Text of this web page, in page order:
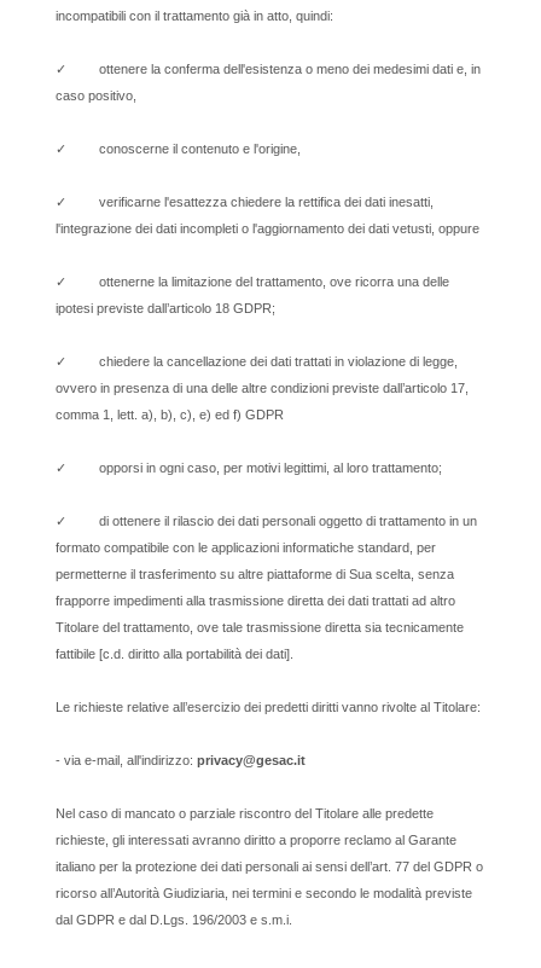
incompatibili con il trattamento già in atto, quindi:
✓ ottenere la conferma dell'esistenza o meno dei medesimi dati e, in
caso positivo,
✓ conoscerne il contenuto e l'origine,
✓ verificarne l'esattezza chiedere la rettifica dei dati inesatti,
l'integrazione dei dati incompleti o l'aggiornamento dei dati vetusti, oppure
✓ ottenerne la limitazione del trattamento, ove ricorra una delle
ipotesi previste dall’articolo 18 GDPR;
✓ chiedere la cancellazione dei dati trattati in violazione di legge,
ovvero in presenza di una delle altre condizioni previste dall’articolo 17,
comma 1, lett. a), b), c), e) ed f) GDPR
✓ opporsi in ogni caso, per motivi legittimi, al loro trattamento;
✓ di ottenere il rilascio dei dati personali oggetto di trattamento in un
formato compatibile con le applicazioni informatiche standard, per
permetterne il trasferimento su altre piattaforme di Sua scelta, senza
frapporre impedimenti alla trasmissione diretta dei dati trattati ad altro
Titolare del trattamento, ove tale trasmissione diretta sia tecnicamente
fattibile [c.d. diritto alla portabilità dei dati].
Le richieste relative all’esercizio dei predetti diritti vanno rivolte al Titolare:
- via e-mail, all'indirizzo: privacy@gesac.it
Nel caso di mancato o parziale riscontro del Titolare alle predette
richieste, gli interessati avranno diritto a proporre reclamo al Garante
italiano per la protezione dei dati personali ai sensi dell’art. 77 del GDPR o
ricorso all’Autorità Giudiziaria, nei termini e secondo le modalità previste
dal GDPR e dal D.Lgs. 196/2003 e s.m.i.